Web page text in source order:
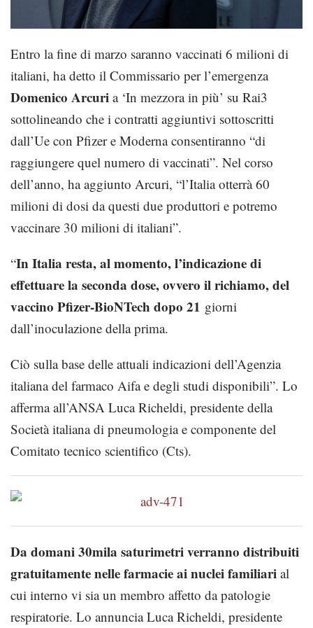
Entro la fine di marzo saranno vaccinati 6 milioni di
italiani, ha detto il Commissario per l’emergenza
Domenico Arcuri a ‘In mezzora in più’ su Rai3
sottolineando che i contratti aggiuntivi sottoscritti
dall’Ue con Pfizer e Moderna consentiranno “di
raggiungere quel numero di vaccinati”. Nel corso
dell’anno, ha aggiunto Arcuri, “l’Italia otterrà 60
milioni di dosi da questi due produttori e potremo
vaccinare 30 milioni di italiani”.
“In Italia resta, al momento, l’indicazione di
effettuare la seconda dose, ovvero il richiamo, del
vaccino Pfizer-BioNTech dopo 21 giorni
dall’inoculazione della prima.
Ciò sulla base delle attuali indicazioni dell’Agenzia
italiana del farmaco Aifa e degli studi disponibili”. Lo
afferma all’ANSA Luca Richeldi, presidente della
Società italiana di pneumologia e componente del
Comitato tecnico scientifico (Cts).
Da domani 30mila saturimetri verranno distribuiti
gratuitamente nelle farmacie ai nuclei familiari al
cui interno vi sia un membro affetto da patologie
respiratorie. Lo annuncia Luca Richeldi, presidente